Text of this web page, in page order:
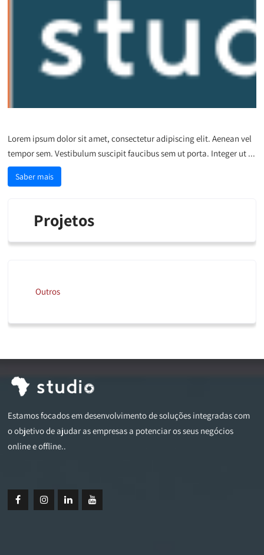
Lorem ipsum dolor sit amet, consectetur adipiscing elit. Aenean vel
tempor sem. Vestibulum suscipit faucibus sem ut porta. Integer ut ...
Saber mais
Projetos
Outros
Estamos focados em desenvolvimento de soluções integradas com
o objetivo de ajudar as empresas a potenciar os seus negócios
online e offline..